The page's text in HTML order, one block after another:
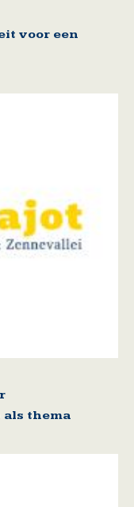
voor een
thema